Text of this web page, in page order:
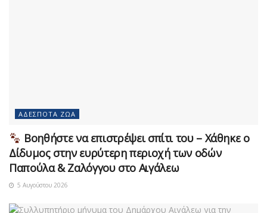
ΑΔΈΣΠΟΤΑ ΖΏΑ
Βοηθήστε να επιστρέψει σπίτι του – Χάθηκε ο
Δίδυμος στην ευρύτερη περιοχή των οδών
Παπούλα & Ζαλόγγου στο Αιγάλεω
5 Αυγούστου 2026